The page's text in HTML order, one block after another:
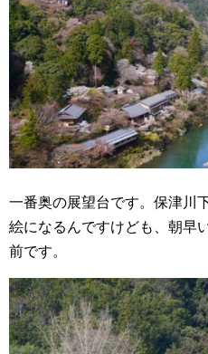
一番奥の展望台です。保津川
絵になるんですけども、朝早
前です。